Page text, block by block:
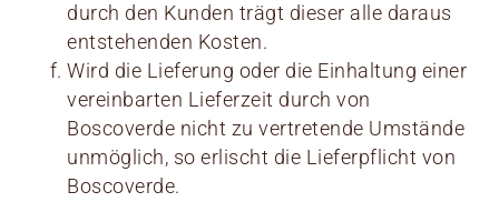
durch den Kunden trägt dieser alle daraus
entstehenden Kosten.
Wird die Lieferung oder die Einhaltung einer
vereinbarten Lieferzeit durch von
Boscoverde nicht zu vertretende Umstände
unmöglich, so erlischt die Lieferpflicht von
Boscoverde.